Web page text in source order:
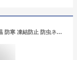
【送料無料】植物保護カバー 防寒カバー 保温 防寒 凍結防止 防虫ネット 虫よけカバー 防虫 鳥対策 巾着 防風 霜対策 室内 室外 ガーデン プランターカバー 再利用可能 園芸用品 軽量 丈夫 厚い